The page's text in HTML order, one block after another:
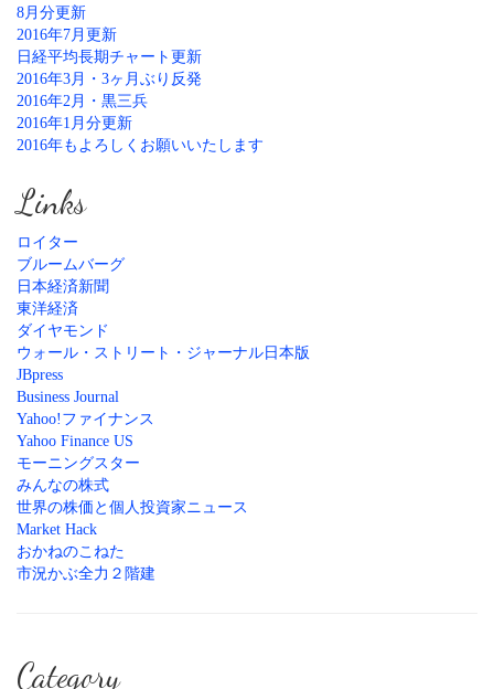
8月分更新
2016年7月更新
日経平均長期チャート更新
2016年3月・3ヶ月ぶり反発
2016年2月・黒三兵
2016年1月分更新
2016年もよろしくお願いいたします
Links
ロイター
ブルームバーグ
日本経済新聞
東洋経済
ダイヤモンド
ウォール・ストリート・ジャーナル日本版
JBpress
Business Journal
Yahoo!ファイナンス
Yahoo Finance US
モーニングスター
みんなの株式
世界の株価と個人投資家ニュース
Market Hack
おかねのこねた
市況かぶ全力２階建
Category